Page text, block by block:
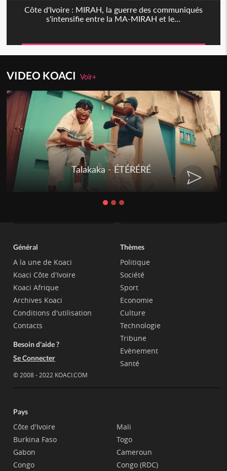
Côte d'Ivoire : MIRAH, la guerre des communiqués
s'intensifie entre la MA-MIRAH et le...
VIDEO KOACIVoir+
Togo
Talakaka - ÉTÉRÉRÉ
Général
A la une de Koaci
Koaci Côte d'Ivoire
Koaci Afrique
Archives Koaci
Conditions d'utilisation
Contacts
Besoin d'aide ?
Se Connecter
© 2008 - 2022 KOACI.COM
Thèmes
Politique
Société
Sport
Economie
Culture
Technologie
Tribune
Evènement
Santé
Pays
Côte d'Ivoire
Burkina Faso
Gabon
Congo
Mali
Togo
Cameroun
Congo (RDC)